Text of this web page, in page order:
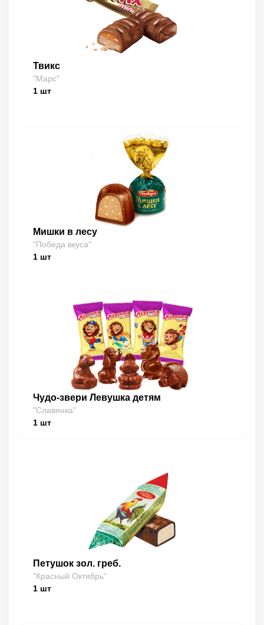
Твикс
"Марс"
1 шт
Мишки в лесу
"Победа вкуса"
1 шт
Чудо-звери Левушка детям
"Славянка"
1 шт
Петушок зол. греб.
"Красный Октябрь"
1 шт